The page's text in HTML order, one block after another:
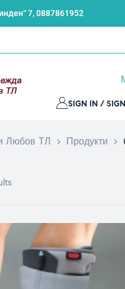
7,0887861952
SIGN IN /
Любов ТЛ > Продукти >